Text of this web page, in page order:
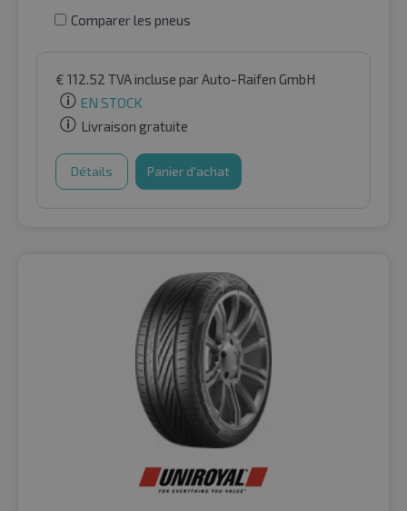
Comparer les pneus
€ 112.52 TVA incluse par Auto-Raifen GmbH
EN STOCK
Livraison gratuite
Détails Panier d'achat